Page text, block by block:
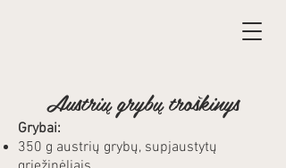
Austrių grybų troškinys
Grybai:
350 g austrių grybų, supjaustytų